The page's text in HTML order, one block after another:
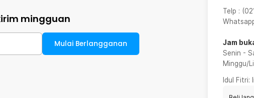
Telp :
Jam
Senin -
Minggu/
Idul Fitri:
mingguan
Mulai Berlangganan